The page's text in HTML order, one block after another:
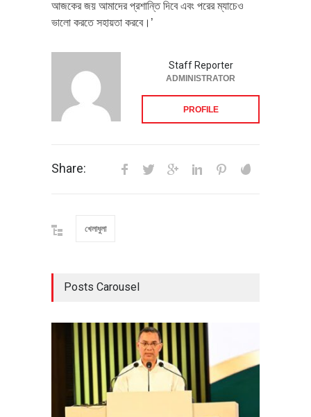
আজকের জয় আমাদের প্রশান্তি দিবে এবং পরের ম্যাচেও
ভালো করতে সহায়তা করবে।’
Staff Reporter
ADMINISTRATOR
PROFILE
Share:
খেলাধুলা
Posts Carousel